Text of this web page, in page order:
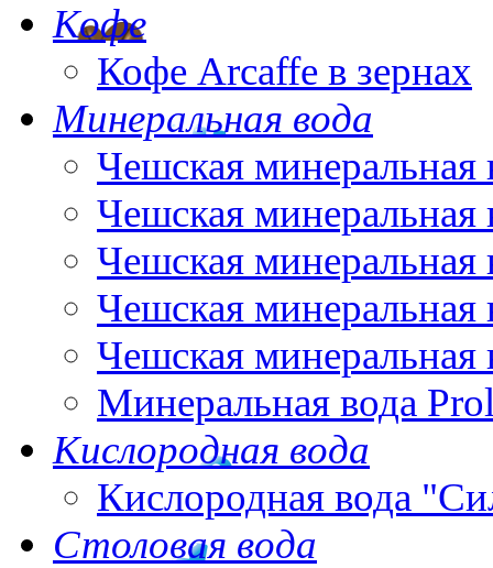
Кофе
Кофе Arcaffe в зернах
Минеральная вода
Чешская минеральная
Чешская минеральная
Чешская минеральная
Чешская минеральная
Чешская минеральная
Минеральная вода
Кислородная вода
Кислородная вода
Столовая вода